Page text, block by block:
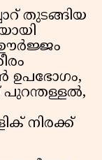
തുടങ്ങിയ
ഊർജ്ജം
ഉപഭോഗം,
നിരക്ക്